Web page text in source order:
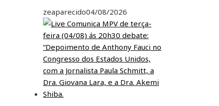
zeaparecido04/08/2026